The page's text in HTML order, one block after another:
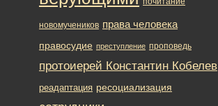
новомучеников права человека
правосудие преступление проповедь
протоиерей Константин Кобелев
реадаптация ресоциализация